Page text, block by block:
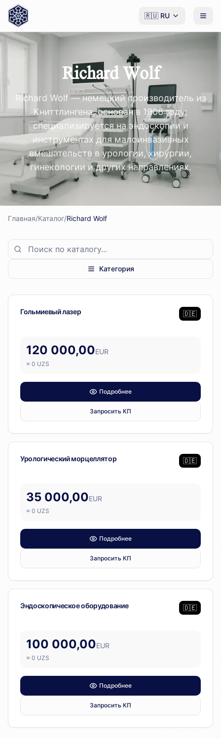
🇷🇺 RU
Richard Wolf
Richard Wolf — немецкий производитель из
Книттлингена, основан в 1906 году;
специализируется на эндоскопии и
инструментах для малоинвазивных
вмешательств в урологии, хирургии,
гинекологии и других направлениях.
Главная/Каталог/Richard Wolf
Категория
Richard Wolf
Операционный блок
Гольмиевый лазер 🇩🇪
120 000,00EUR
≈ 0 UZS
Подробнее
Запросить КП
Операционный блок
Урологический морцеллятор 🇩🇪
35 000,00EUR
≈ 0 UZS
Подробнее
Запросить КП
Операционный блок
Эндоскопическое оборудование 🇩🇪
100 000,00EUR
≈ 0 UZS
Подробнее
Запросить КП